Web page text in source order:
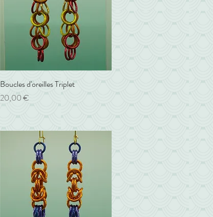
Aperçu rapide
Boucles d'oreilles Triplet
Prix
20,00 €